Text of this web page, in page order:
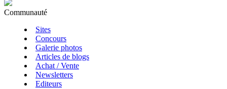
Communauté
Sites
Concours
Galerie photos
Articles de blogs
Achat / Vente
Newsletters
Editeurs